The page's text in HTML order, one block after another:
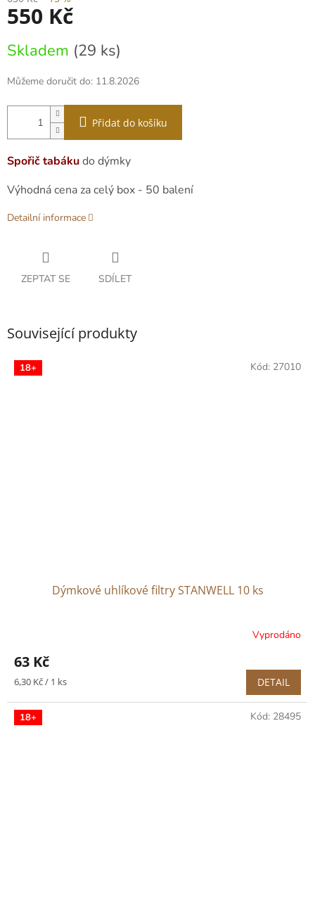
550 Kč
cena:
Skladem (29 ks)
Můžeme doručit do: 11.8.2026
Přidat do košíku
Spořič tabákudo dýmky
Výhodná cena za celý box - 50 balení
Detailní informace
ZEPTAT SE SDÍLET
Související produkty
18+
Dýmkové uhlíkové filtry STANWELL 10 ks
Vyprodáno
63 Kč
Měrná
6,30 Kč / 1 ks DETAIL
Kód: 27010
18+ Kód: 28495